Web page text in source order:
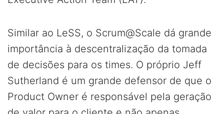
Similar ao LeSS, o Scrum@Scale dá grande
importância à descentralização da tomada
de decisões para os times. O próprio Jeff
Sutherland é um grande defensor de que o
Product Owner é responsável pela geração